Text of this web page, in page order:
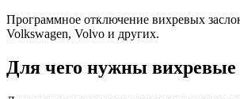
Программное отключение вихревых
Volkswagen, Volvo и других.
Для чего нужны вихревые